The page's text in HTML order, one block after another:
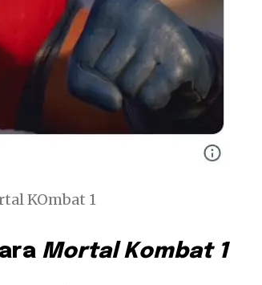
KOmbat 1
Mortal Kombat 1